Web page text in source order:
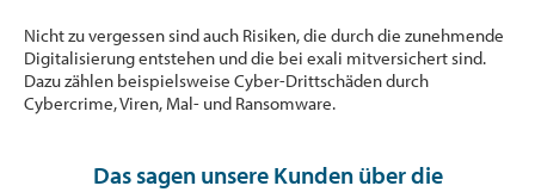
Nicht zu vergessen sind auch Risiken, die durch die zunehmende
Digitalisierung entstehen und die bei exali mitversichert sind.
Dazu zählen beispielsweise Cyber-Drittschäden durch
Cybercrime, Viren, Mal- und Ransomware.
Das sagen unsere Kunden über die